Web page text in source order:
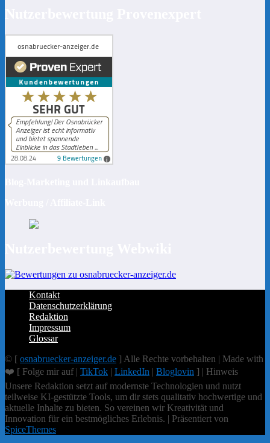
Kontakt
Datenschutzerklärung
Redaktion
Impressum
Glossar
© [ osnabruecker-anzeiger.de ] Alle Rechte vorbehalten | Made with
❤️ [ Folge mir auf | TikTok | LinkedIn | Bloglovin ] | Hinweis
Unsere Redaktion setzt auf modernste Technologien und nutzt
teilweise KI-gestützte Tools, um dir stets qualitativ hochwertige und
aktuelle Inhalte zu bieten. So vereinen wir Kreativität und
Innovation für ein bestmögliches Erlebnis. | Präsentiert von
SpiceThemes